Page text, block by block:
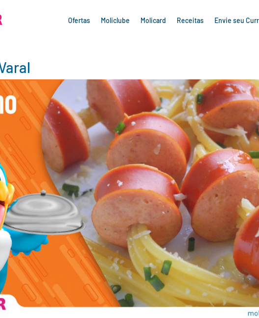
Ofertas Moliclube Molicard Receitas Envie seu